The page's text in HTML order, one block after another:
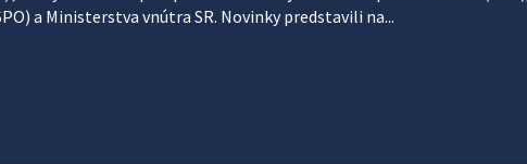
a Ministerstva vnútra SR. Novinky predstavili na...